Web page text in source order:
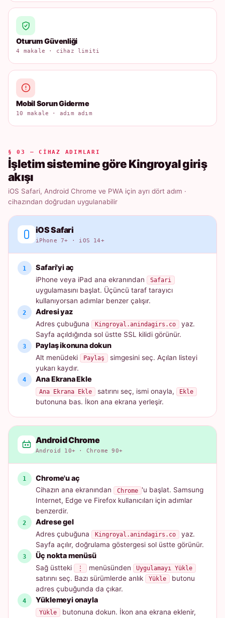
Oturum Güvenliği
4 makale · cihaz limiti
Mobil Sorun Giderme
10 makale · adım adım
§ 03 — CIHAZ ADIMLARI
İşletim sistemine göre Kingroyal giriş
akışı
iOS Safari, Android Chrome ve PWA için ayrı dört adım ·
cihazından doğrudan uygulanabilir
iOS Safari
iPhone 7+ · iOS 14+
Safari'yi aç
iPhone veya iPad ana ekranından Safari
uygulamasını başlat. Üçüncü taraf tarayıcı
kullanıyorsan adımlar benzer çalışır.
Adresi yaz
Adres çubuğuna Kingroyal.anindagirs.co
yaz.
Sayfa açıldığında sol üstte SSL kilidi görünür.
Paylaş ikonuna dokun
Alt menüdeki Paylaş
simgesini seç. Açılan listeyi
yukarı kaydır.
Ana Ekrana Ekle
Ana Ekrana Ekle satırını seç, ismi onayla, Ekle
butonuna bas. İkon ana ekrana yerleşir.
Android Chrome
Android 10+ · Chrome 90+
Chrome'u aç
Cihazın ana ekranından Chrome 'u başlat. Samsung
Internet, Edge ve Firefox kullanıcıları için adımlar
benzerdir.
Adrese gel
Adres çubuğuna Kingroyal.anindagirs.co
yaz.
Sayfa açılır, doğrulama göstergesi sol üstte görünür.
Üç nokta menüsü
Sağ üstteki ⋮ menüsünden Uygulamayı Yükle
satırını seç. Bazı sürümlerde anlık Yükle
butonu
adres çubuğunda da çıkar.
Yüklemeyi onayla
Yükle
butonuna dokun. İkon ana ekrana eklenir,